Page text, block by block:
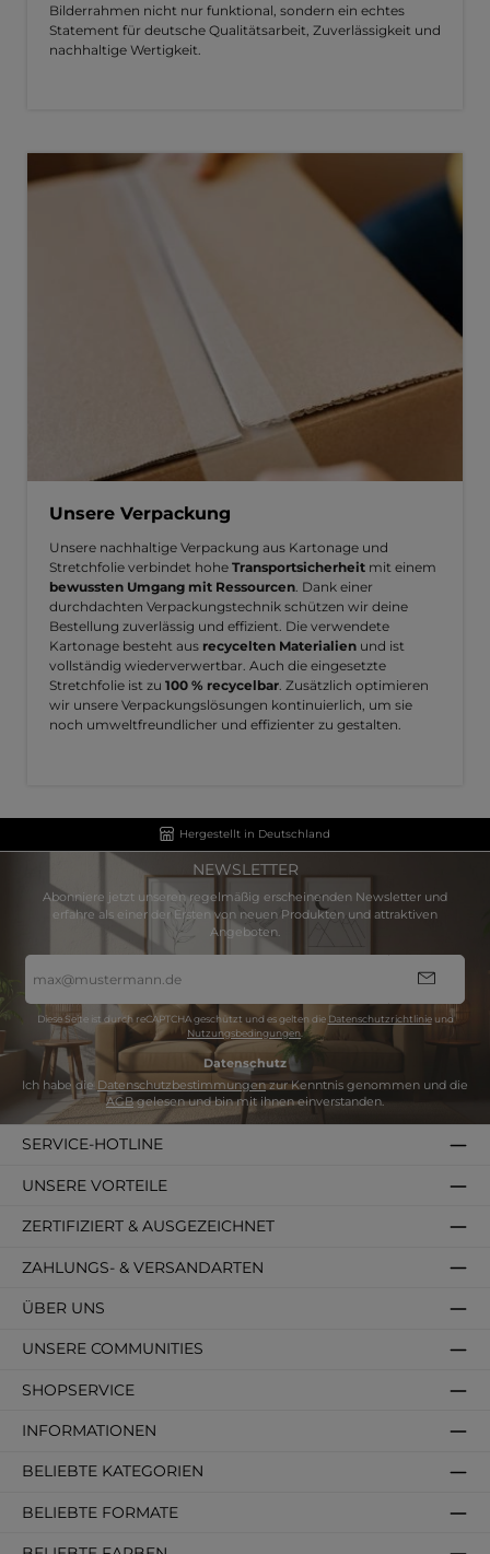
Bilderrahmen nicht nur funktional, sondern ein echtes
Statement für deutsche Qualitätsarbeit, Zuverlässigkeit und
nachhaltige Wertigkeit.
Unsere Verpackung
Unsere nachhaltige Verpackung aus Kartonage und
Stretchfolie verbindet hohe Transportsicherheit mit einem
bewussten Umgang mit Ressourcen . Dank einer
durchdachten Verpackungstechnik schützen wir deine
Bestellung zuverlässig und effizient. Die verwendete
Kartonage besteht aus recycelten Materialien und ist
vollständig wiederverwertbar. Auch die eingesetzte
Stretchfolie ist zu 100 % recycelbar . Zusätzlich optimieren
wir unsere Verpackungslösungen kontinuierlich, um sie
noch umweltfreundlicher und effizienter zu gestalten.
Hergestellt in Deutschland
NEWSLETTER
Abonniere jetzt unseren regelmäßig erscheinenden Newsletter und
erfahre als einer der Ersten von neuen Produkten und attraktiven
Angeboten.
Mail-
Adresse
Diese Seite ist durch reCAPTCHA geschützt und es gelten die Datenschutzrichtlinieund
Nutzungsbedingungen
Datenschutz
Ich habe die Datenschutzbestimmungenzur Kenntnis genommen und die
AGBgelesen und bin mit ihnen einverstanden.
SERVICE-HOTLINE
SHOPSERVICE
INFORMATIONEN
BELIEBTE KATEGORIEN
BELIEBTE FORMATE
ZAHLUNGS- & VERSANDARTEN
ÜBER UNS
ZERTIFIZIERT & AUSGEZEICHNET
UNSERE VORTEILE
UNSERE COMMUNITIES